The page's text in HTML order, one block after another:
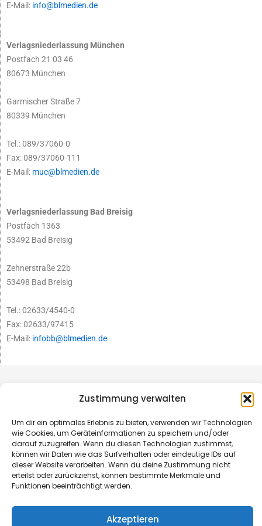
Zustimmung verwalten
Um dir ein optimales Erlebnis zu bieten, verwenden wir Technologien
wie Cookies, um Geräteinformationen zu speichern und/oder
darauf zuzugreifen. Wenn du diesen Technologien zustimmst,
können wir Daten wie das Surfverhalten oder eindeutige IDs auf
dieser Website verarbeiten. Wenn du deine Zustimmung nicht
erteilst oder zurückziehst, können bestimmte Merkmale und
Funktionen beeinträchtigt werden.
Akzeptieren
E-Mail: info@blmedien.de
Verlagsniederlassung München
Postfach 21 03 46
80673 München
Garmischer Straße 7
80339 München
Tel.: 089/37060-0
Fax: 089/37060-111
E-Mail: muc@blmedien.de
Verlagsniederlassung Bad Breisig
Postfach 1363
53492 Bad Breisig
Zehnerstraße 22b
53498 Bad Breisig
Tel.: 02633/4540-0
Fax: 02633/97415
E-Mail: infobb@blmedien.de